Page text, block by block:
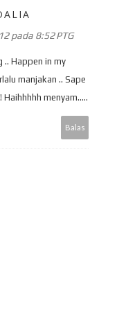
pada 8:52 PTG
.. Happen in my
manjakan .. Sape
Haihhhhh menyam.....
Balas